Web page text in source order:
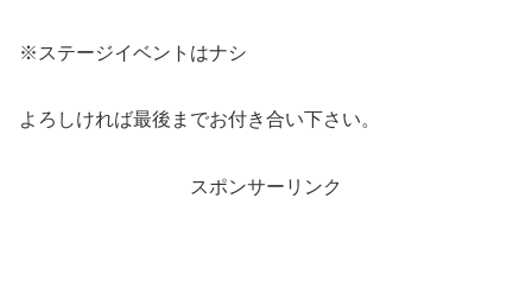
※ステージイベントはナシ
よろしければ最後までお付き合い下さい。
スポンサーリンク